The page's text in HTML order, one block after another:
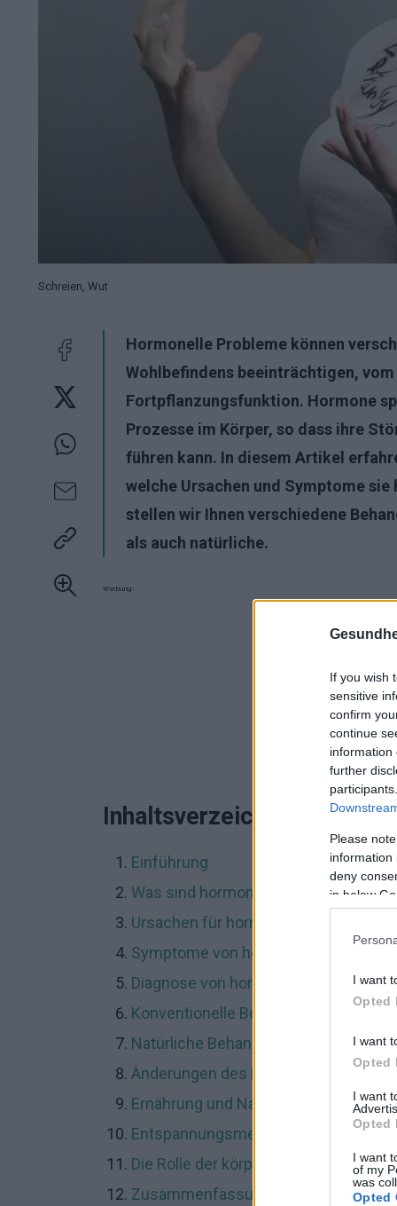
If you wish
sensitive
confirm
continue
information
further
Please
information
deny
in below
I want
Opted
I want
Opted
I want
Opted
I want
of my
was
Opted
Schreien, Wut
Hormonelle Probleme können
Wohlbefindens beeinträchtigen,
Fortpflanzungsfunktion. Hormone
Prozesse im Körper, so dass ihre
führen kann. In diesem Artikel
welche Ursachen und Symptome
stellen wir Ihnen verschiedene
als auch natürliche.
Werbung:
Inhaltsverzeichnis
Einführung
Was sind hormonelle Probleme?
Ursachen für hormonelle Probleme
Symptome von hormonellen
Diagnose von hormonellen
Konventionelle Behandlungsmethoden
Natürliche Behandlungsmethoden
Änderungen des Lebensstils
Ernährung und Nahrungsergänzung
Entspannungsmethoden
Die Rolle der körperlichen Aktivität
Zusammenfassung